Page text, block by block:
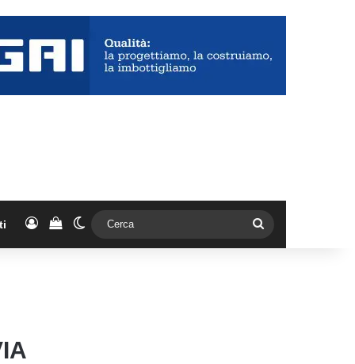
AccediVedi il carrello
Cambia aspetto